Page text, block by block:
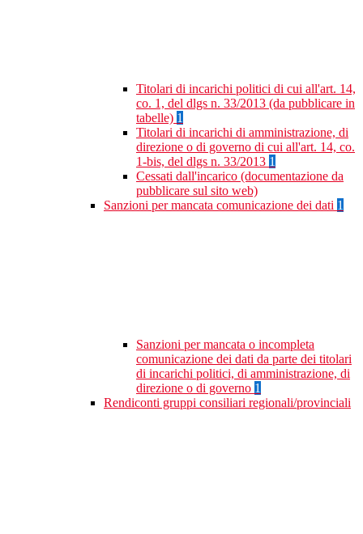
Titolari di incarichi politici di cui all'art. 14,
co. 1, del dlgs n. 33/2013 (da pubblicare in
tabelle) 1
Titolari di incarichi di amministrazione, di
direzione o di governo di cui all'art. 14, co.
1-bis, del dlgs n. 33/2013 1
Cessati dall'incarico (documentazione da
pubblicare sul sito web)
Sanzioni per mancata comunicazione dei dati 1
Sanzioni per mancata o incompleta
comunicazione dei dati da parte dei titolari
di incarichi politici, di amministrazione, di
direzione o di governo 1
Rendiconti gruppi consiliari regionali/provinciali